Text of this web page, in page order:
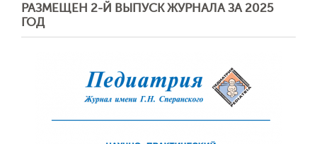
РАЗМЕЩЕН 2-Й ВЫПУСК ЖУРНАЛА ЗА 2025
ГОД